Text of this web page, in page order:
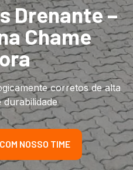
Drenante –
Chame
corretos de alta
durabilidade
NOSSO TIME